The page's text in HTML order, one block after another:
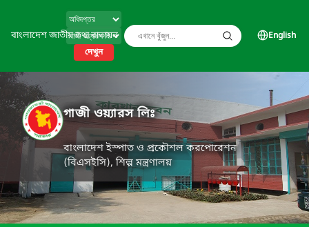
বাংলাদেশ জাতীয় তথ্য বাতায়ন
দেখুন
English
গাজী ওয়্যারস লিঃ
বাংলাদেশ ইস্পাত ও প্রকৌশল করপোরেশন
(বিএসইসি), শিল্প মন্ত্রণালয়